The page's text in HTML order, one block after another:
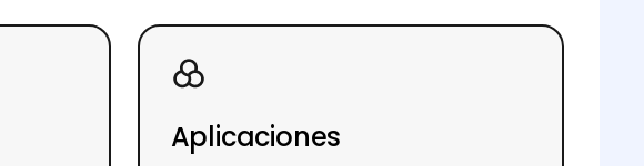
Aplicaciones